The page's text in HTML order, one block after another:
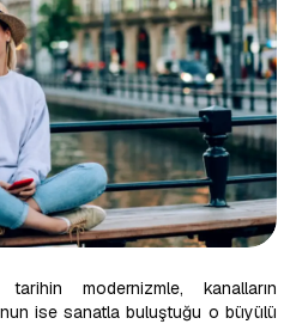
modernizmle, kanalların
ise sanatla buluştuğu o büyülü